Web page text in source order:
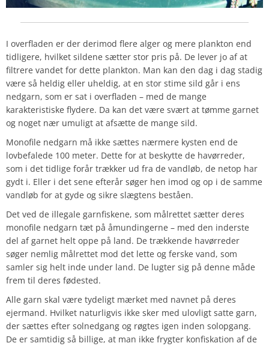
I overfladen er der derimod flere alger og mere plankton end
tidligere, hvilket sildene sætter stor pris på. De lever jo af at
filtrere vandet for dette plankton. Man kan den dag i dag stadig
være så heldig eller uheldig, at en stor stime sild går i ens
nedgarn, som er sat i overfladen – med de mange
karakteristiske flydere. Da kan det være svært at tømme garnet
og noget nær umuligt at afsætte de mange sild.
Monofile nedgarn må ikke sættes nærmere kysten end de
lovbefalede 100 meter. Dette for at beskytte de havørreder,
som i det tidlige forår trækker ud fra de vandløb, de netop har
gydt i. Eller i det sene efterår søger hen imod og op i de samme
vandløb for at gyde og sikre slægtens beståen.
Det ved de illegale garnfiskene, som målrettet sætter deres
monofile nedgarn tæt på åmundingerne – med den inderste
del af garnet helt oppe på land. De trækkende havørreder
søger nemlig målrettet mod det lette og ferske vand, som
samler sig helt inde under land. De lugter sig på denne måde
frem til deres fødested.
Alle garn skal være tydeligt mærket med navnet på deres
ejermand. Hvilket naturligvis ikke sker med ulovligt satte garn,
der sættes efter solnedgang og røgtes igen inden solopgang.
De er samtidig så billige, at man ikke frygter konfiskation af de